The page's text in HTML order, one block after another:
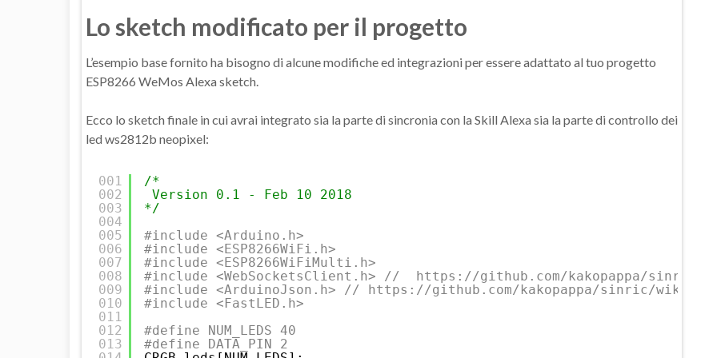
Lo sketch modificato per il progetto
L’esempio base fornito ha bisogno di alcune modifiche ed integrazioni per essere adattato al tuo progetto
ESP8266 WeMos Alexa sketch.
Ecco lo sketch finale in cui avrai integrato sia la parte di sincronia con la Skill Alexa sia la parte di controllo dei
led ws2812b neopixel:
001
002
003
004
005
006
007
008
009
010
011
012
013
/*
Version 0.1 - Feb 10 2018
*/
#include <Arduino.h>
#include <ESP8266WiFi.h>
#include <ESP8266WiFiMulti.h>
#include <WebSocketsClient.h> //  https://github.com/kakopappa/sinric/
#include <ArduinoJson.h> // https://github.com/kakopappa/sinric/wiki/
#include <FastLED.h>
#define NUM_LEDS 40
#define DATA_PIN 2